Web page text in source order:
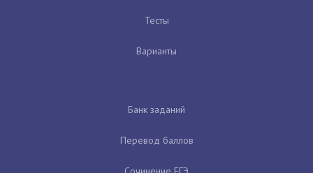
Тесты
Варианты
Банк заданий
Перевод баллов